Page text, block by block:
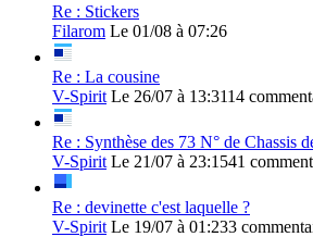
Re : Stickers
Filarom Le 01/08 à 07:26
Re : La cousine
V-Spirit Le 26/07 à 13:3114
Re : Synthèse des 73 N° de Chassis
V-Spirit Le 21/07 à 23:1541
Re : devinette c'est laquelle ?
V-Spirit Le 19/07 à 01:233